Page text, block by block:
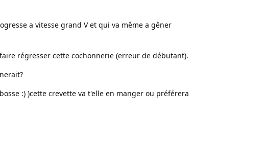
a vitesse grand V et qui va même a gêner
régresser cette cochonnerie (erreur de débutant).
:) )cette crevette va t'elle en manger ou préférera